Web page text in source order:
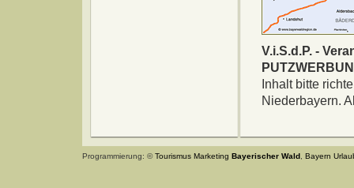
V.i.S.d.P. -
Inhalt bitte
Niederbayern.
Programmierung: ©Tourismus Marketing Bayerischer Wald , Bayern